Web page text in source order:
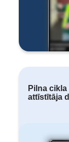
Pilna
attīstītāja